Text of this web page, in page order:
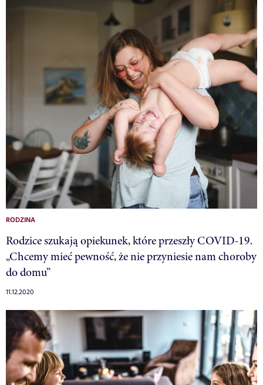
RODZINA
Rodzice szukają opiekunek, które przeszły COVID-19.
„Chcemy mieć pewność, że nie przyniesie nam choroby
do domu”
11.12.2020